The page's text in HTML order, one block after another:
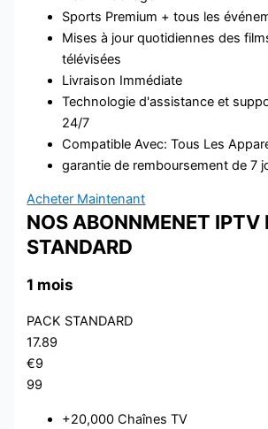
Sports Premium + tous les
Mises à jour quotidiennes des
télévisées
Livraison Immédiate
Technologie d'assistance et
24/7
Compatible Avec: Tous Les
garantie de remboursement de 7
Acheter Maintenant
NOS ABONNMENET IPTV
STANDARD
1 mois
PACK STANDARD
17.89
€9
99
+20,000 Chaînes TV